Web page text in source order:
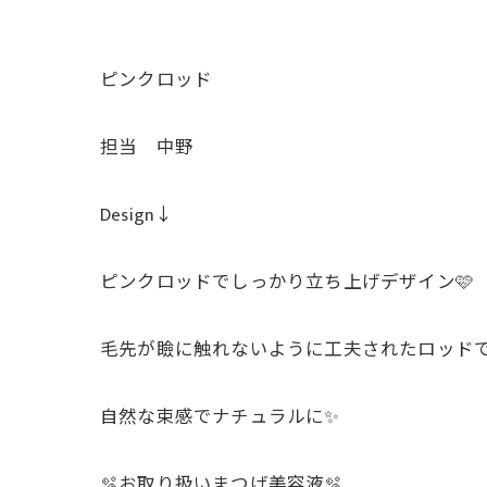
ピンクロッド
担当 中野
Design↓
ピンクロッドでしっかり立ち上げデザイン🩷
毛先が瞼に触れないように工夫されたロッド
自然な束感でナチュラルに✨